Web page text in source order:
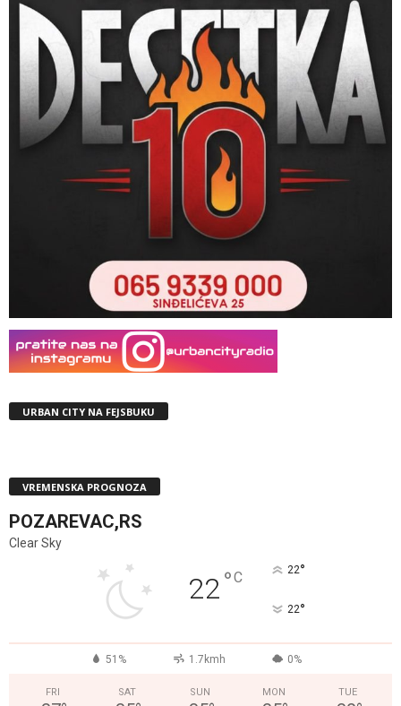
URBAN CITY NA FEJSBUKU
VREMENSKA PROGNOZA
POZAREVAC,RS
Clear Sky
22°C 22°
22°
51% 1.7kmh 0%
FRI SAT SUN MON TUE